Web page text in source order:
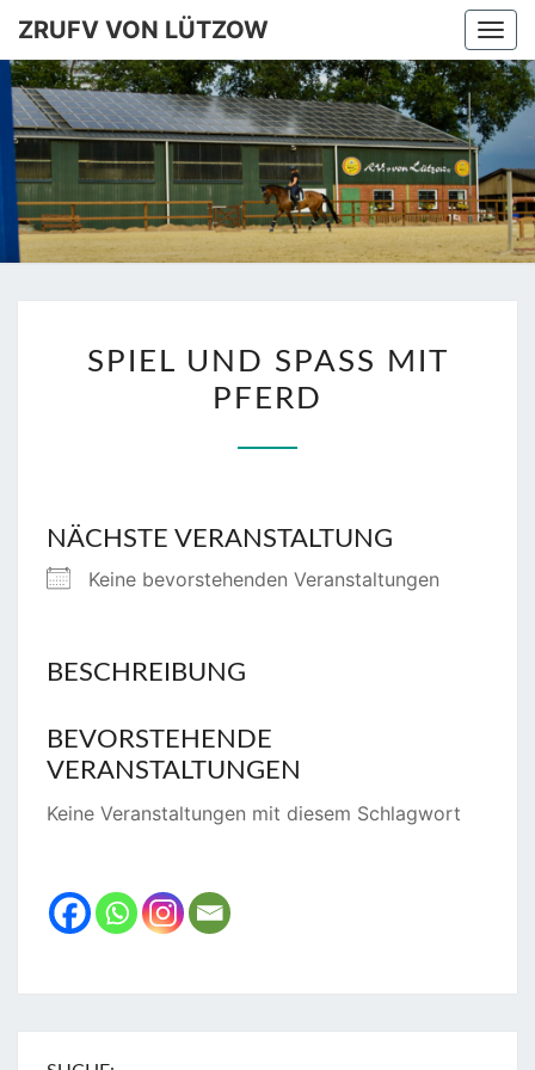
ZRUFV VON LÜTZOW
ZRUFV
VON
LÜTZOW
UND
SPASS
SPIEL UND SPASS MIT
PFERD
NÄCHSTE VERANSTALTUNG
Keine bevorstehenden Veranstaltungen
BESCHREIBUNG
BEVORSTEHENDE
VERANSTALTUNGEN
Keine Veranstaltungen mit diesem Schlagwort